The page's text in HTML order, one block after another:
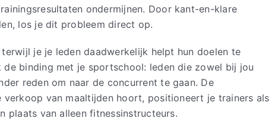
ondermijnen. Door kant-en-klare
los je dit probleem direct op.
je je leden daadwerkelijk helpt hun doelen te
binding met je sportschool: leden die zowel bij jou
reden om naar de concurrent te gaan. De
van maaltijden hoort, positioneert je trainers als
plaats van alleen fitnessinstructeurs.